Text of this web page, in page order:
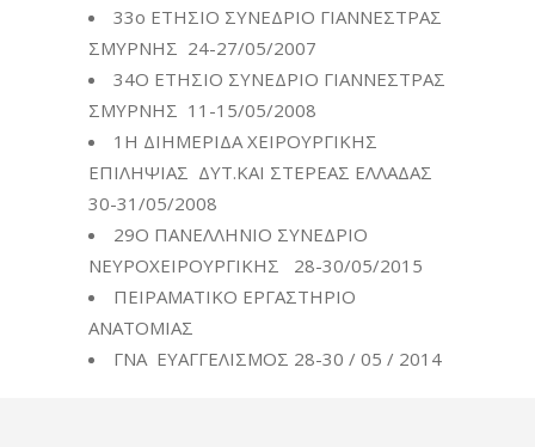
33o ΕΤΗΣΙΟ ΣΥΝΕΔΡΙΟ ΓΙΑΝΝΕΣΤΡΑΣ
ΣΜΥΡΝΗΣ 24-27/05/2007
34Ο ΕΤΗΣΙΟ ΣΥΝΕΔΡΙΟ ΓΙΑΝΝΕΣΤΡΑΣ
ΣΜΥΡΝΗΣ 11-15/05/2008
1Η ΔΙΗΜΕΡΙΔΑ ΧΕΙΡΟΥΡΓΙΚΗΣ
ΕΠΙΛΗΨΙΑΣ ΔΥΤ.ΚΑΙ ΣΤΕΡΕΑΣ ΕΛΛΑΔΑΣ
30-31/05/2008
29Ο ΠΑΝΕΛΛΗΝΙΟ ΣΥΝΕΔΡΙΟ
ΝΕΥΡΟΧΕΙΡΟΥΡΓΙΚΗΣ 28-30/05/2015
ΠΕΙΡΑΜΑΤΙΚΟ ΕΡΓΑΣΤΗΡΙΟ
ΑΝΑΤΟΜΙΑΣ
ΓΝΑ ΕΥΑΓΓΕΛΙΣΜΟΣ 28-30 / 05 / 2014